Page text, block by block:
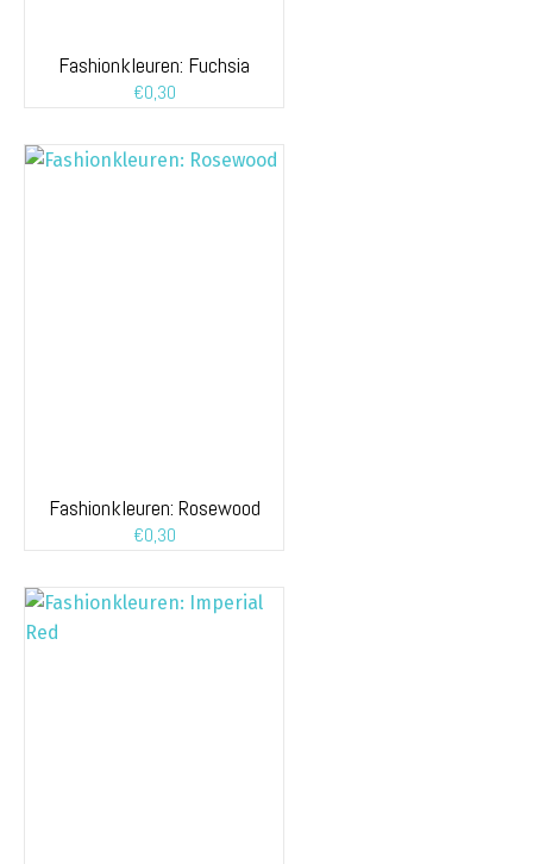
Fashionkleuren: Fuchsia
€0,30
Fashionkleuren: Rosewood
€0,30